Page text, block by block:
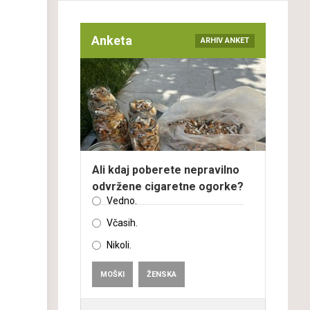
Anketa ARHIV ANKET
Ali kdaj poberete nepravilno
odvržene cigaretne ogorke?
Vedno.
Včasih.
Nikoli.
MOŠKI ŽENSKA